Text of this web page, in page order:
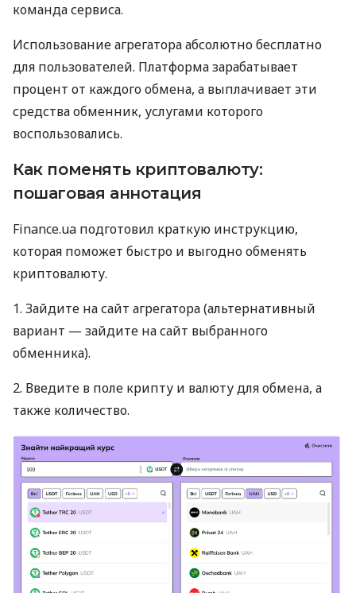
команда сервиса.
Использование агрегатора абсолютно бесплатно
для пользователей. Платформа зарабатывает
процент от каждого обмена, а выплачивает эти
средства обменник, услугами которого
воспользовались.
Как поменять криптовалюту:
пошаговая аннотация
Finance.ua подготовил краткую инструкцию,
которая поможет быстро и выгодно обменять
криптовалюту.
1. Зайдите на сайт агрегатора (альтернативный
вариант — зайдите на сайт выбранного
обменника).
2. Введите в поле крипту и валюту для обмена, а
также количество.